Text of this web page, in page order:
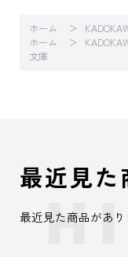
ホーム
ホーム
文庫
最近見た
最近見た商品があり